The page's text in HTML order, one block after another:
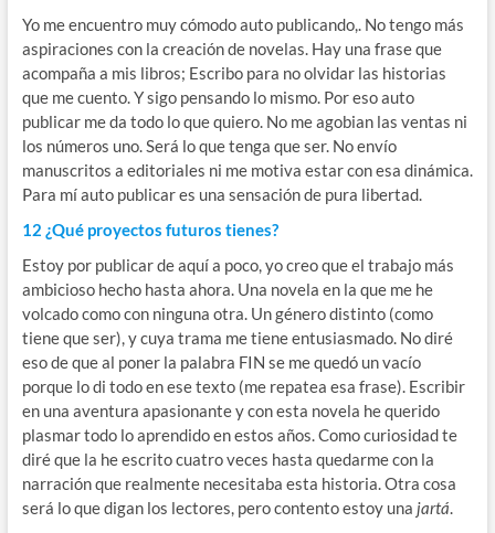
Yo me encuentro muy cómodo auto publicando,. No tengo más
aspiraciones con la creación de novelas. Hay una frase que
acompaña a mis libros; Escribo para no olvidar las historias
que me cuento. Y sigo pensando lo mismo. Por eso auto
publicar me da todo lo que quiero. No me agobian las ventas ni
los números uno. Será lo que tenga que ser. No envío
manuscritos a editoriales ni me motiva estar con esa dinámica.
Para mí auto publicar es una sensación de pura libertad.
12 ¿Qué proyectos futuros tienes?
Estoy por publicar de aquí a poco, yo creo que el trabajo más
ambicioso hecho hasta ahora. Una novela en la que me he
volcado como con ninguna otra. Un género distinto (como
tiene que ser), y cuya trama me tiene entusiasmado. No diré
eso de que al poner la palabra FIN se me quedó un vacío
porque lo di todo en ese texto (me repatea esa frase). Escribir
en una aventura apasionante y con esta novela he querido
plasmar todo lo aprendido en estos años. Como curiosidad te
diré que la he escrito cuatro veces hasta quedarme con la
narración que realmente necesitaba esta historia. Otra cosa
será lo que digan los lectores, pero contento estoy una jartá.